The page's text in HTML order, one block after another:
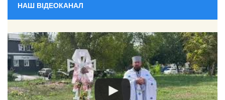
НАШ ВІДЕОКАНАЛ